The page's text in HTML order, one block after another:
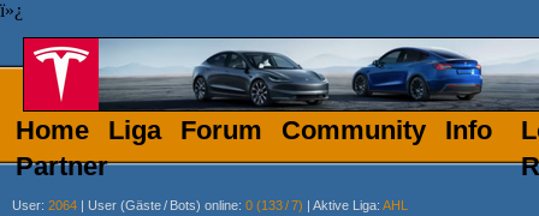
ï»¿
Home Liga Forum Community
Info
Partner
User: 2064 | User (Gäste/ Bots) online: 0 (133/7) | Aktive Liga: AHL